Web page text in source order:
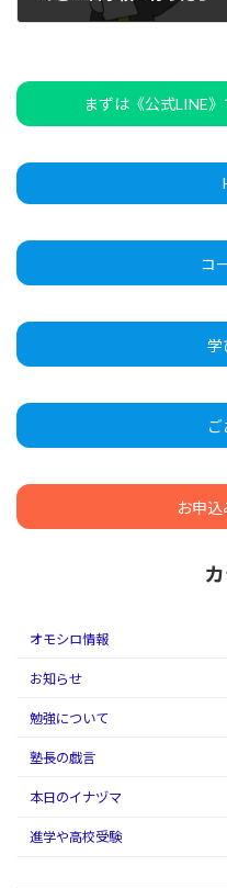
まずは《公式LINE
コ
学
お申
オモシロ情報
お知らせ
勉強について
塾長の戯言
本日のイナヅマ
進学や高校受験